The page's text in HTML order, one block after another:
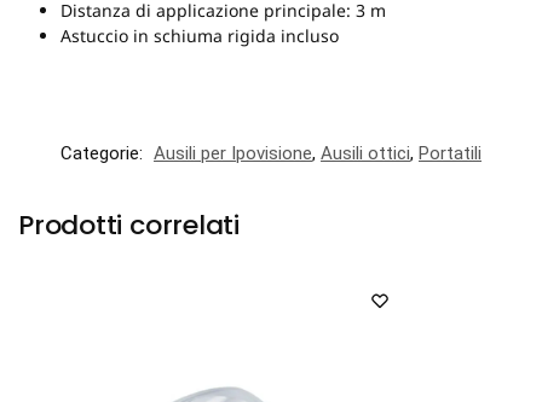
Distanza di applicazione principale: 3 m
Astuccio in schiuma rigida incluso
Categorie: Ausili per Ipovisione, Ausili ottici, Portatili
Prodotti correlati